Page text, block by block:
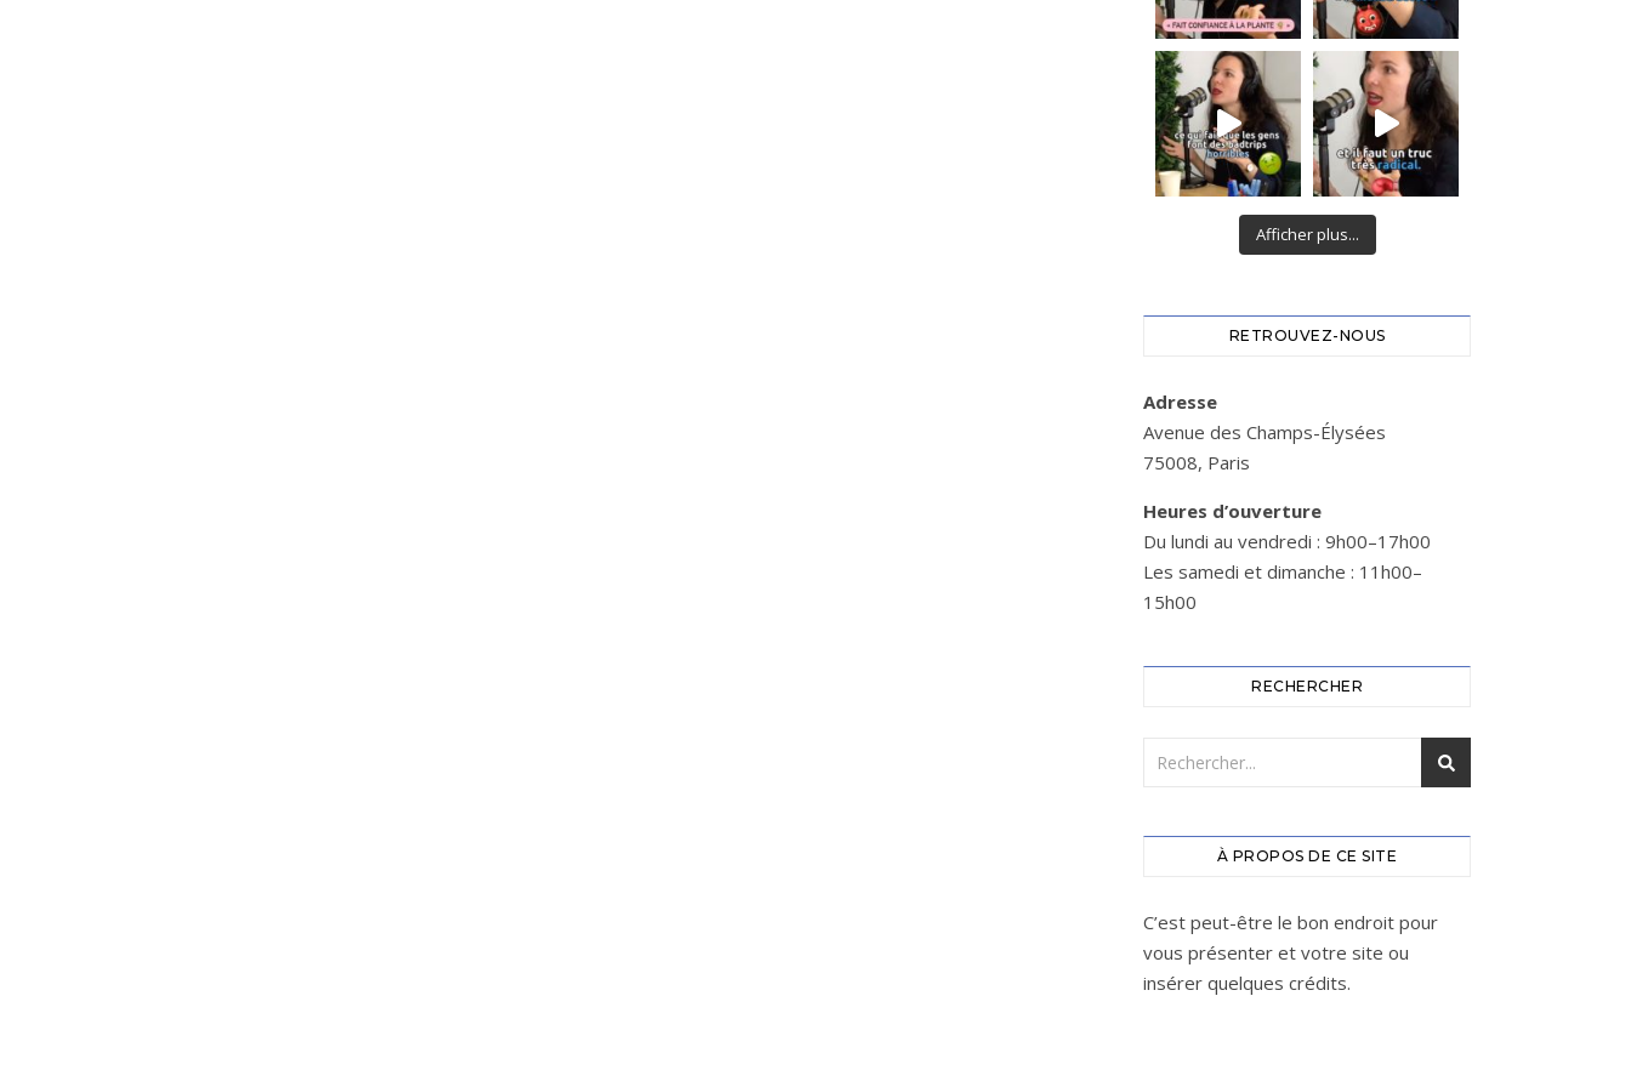
Afficher plus...
RETROUVEZ-NOUS
Adresse
Avenue des Champs-Élysées
75008, Paris
Heures d’ouverture
Du lundi au vendredi : 9h00–17h00
Les samedi et dimanche : 11h00–
15h00
RECHERCHER
À PROPOS DE CE SITE
C’est peut-être le bon endroit pour
vous présenter et votre site ou
insérer quelques crédits.